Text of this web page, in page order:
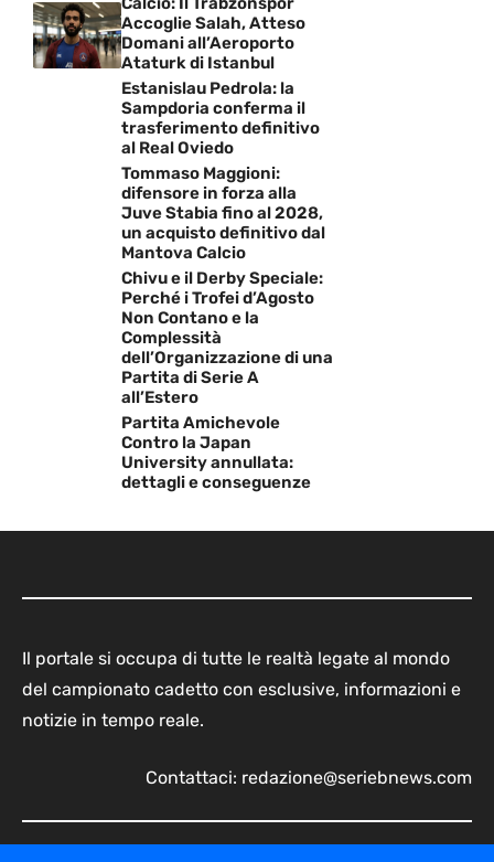
Accoglie Salah, Atteso
Domani all’Aeroporto
Ataturk di Istanbul
Estanislau Pedrola: la
Sampdoria conferma il
trasferimento definitivo
al Real Oviedo
Tommaso Maggioni:
difensore in forza alla
Juve Stabia fino al 2028,
un acquisto definitivo dal
Mantova Calcio
Chivu e il Derby Speciale:
Perché i Trofei d’Agosto
Non Contano e la
Complessità
dell’Organizzazione di una
Partita di Serie A
all’Estero
Partita Amichevole
Contro la Japan
University annullata:
dettagli e conseguenze
Il portale si occupa di tutte le realtà legate al mondo
del campionato cadetto con esclusive, informazioni e
notizie in tempo reale.
Contattaci: redazione@seriebnews.com